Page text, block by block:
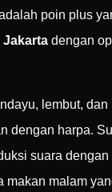
poin plus
Jakarta dengan
lembut,
harpa.
suara
malam